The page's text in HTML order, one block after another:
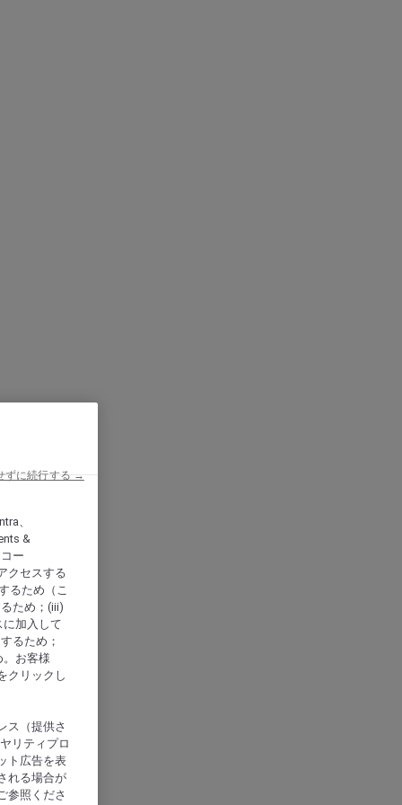
、
&
ー
クセスする
るため（こ
ため；(iii)
加入して
るため；
お客様
クリックし
ス（提供さ
リティプロ
ト広告を表
れる場合が
参照くださ
ずに続行する →